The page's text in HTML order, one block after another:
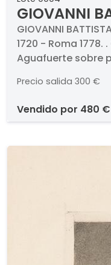
GIOVANNI
Galleria
GIOVANNI
1720 - Roma
Aguafuerte sobre
Precio salida 300 €
vendido por 480 €